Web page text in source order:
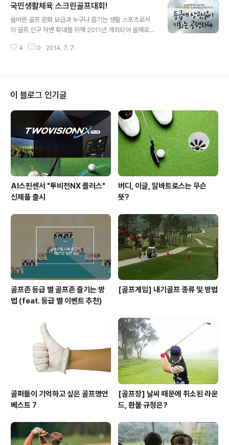
대회는 'ANA 인스피레이션'이라는 대회인데요. 대회 이름
을 들으니 굉장히 낯선데요! 사실 이 대회는 작년에 '크래프
트 나비스코 챔피언십'이란 타이틀 스폰서로 열렸지만 일
뀌었답니다! 일본 기업이 LPGA 투어 메이저 대회 타이틀
국민생활체육 스크린골프대회!
올바른 골프 문화 보급과 누구나 즐기는 생활 스포츠로서
의 골프 인구 저변 확대를 위해 2011년 개최되어 올해로
'국민생활체육 스크린골프대회'가 올해도 어김없이 돌아왔
생활체육 스크린골프대회는 8월 3일(일)까지 진행되는데
요. 앞서 말했듯 3가지 큰 변화가 있었는데요. 그럼 그 변화
가 무엇인지 한 번 만나보도록 할게요 :) 폭 넓어진 핸디로
기회의 폭도 넓어졌어요! 기존에 진행되었던 것과는 달리
이번 대회에서는 폭 넓은 핸디로 누구나 결선에 한 걸음 더
가까워질 수 있다는..
4 0 2014. 7. 7.
이 블로그 인기글
AI스핀센서 "투비전NX 플러스"
신제품 출시
버디, 이글, 알바트로스는 무슨
뜻?
골프존 등급 별 골프존 즐기는 방
법 (feat. 등급 별 이벤트 추천)
[골프게임] 내기골프 종류 및 방법
골퍼들이 기억하고 싶은 골프명언
베스트 7
[골프장] 날씨 때문에 취소된 라운
드, 환불 규정은?